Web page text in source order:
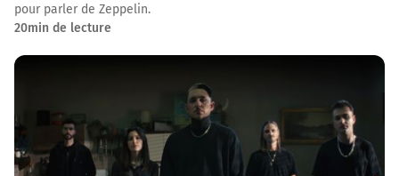
pour parler de Zeppelin.
20min de lecture